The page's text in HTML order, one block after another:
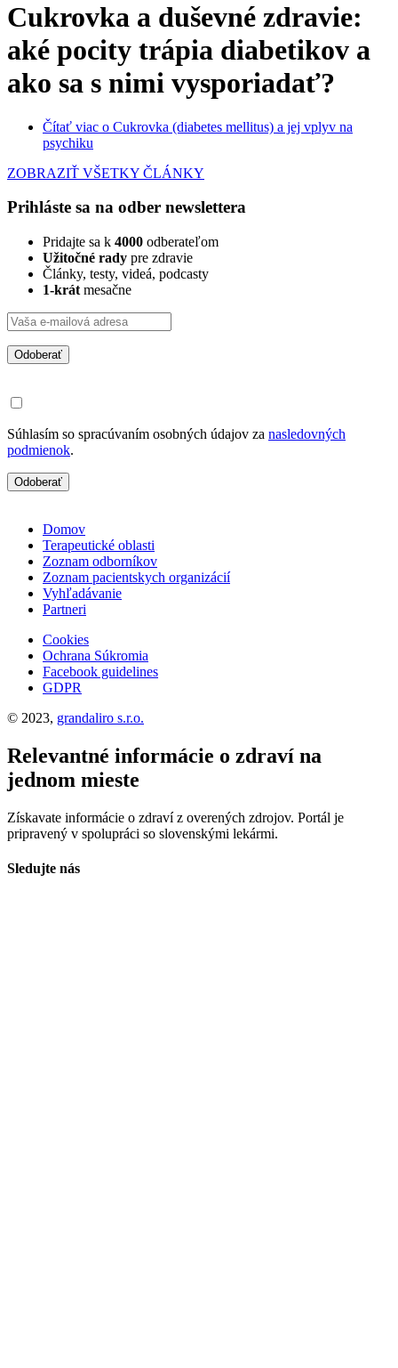
Cukrovka a duševné zdravie:
aké pocity trápia diabetikov a
ako sa s nimi vysporiadať?
Čítať viac o Cukrovka (diabetes mellitus) a jej vplyv na
psychiku
ZOBRAZIŤ VŠETKY ČLÁNKY
Prihláste sa na odber newslettera
Pridajte sa k 4000 odberateľom
Užitočné rady pre zdravie
Články, testy, videá, podcasty
1-krát mesačne
Odoberať
Súhlasím so spracúvaním osobných údajov za nasledovných
podmienok.
Odoberať
Domov
Terapeutické oblasti
Zoznam odborníkov
Zoznam pacientskych organizácií
Vyhľadávanie
Partneri
Cookies
Ochrana Súkromia
Facebook guidelines
GDPR
© 2023, grandaliro s.r.o.
Relevantné informácie o zdraví na
jednom mieste
Získavate informácie o zdraví z overených zdrojov. Portál je
pripravený v spolupráci so slovenskými lekármi.
Sledujte nás